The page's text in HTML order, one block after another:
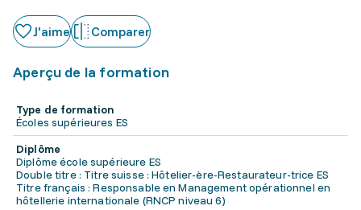
J'aime Comparer
Aperçu de la formation
Type de formation
Écoles supérieures ES
Diplôme
Diplôme école supérieure ES
Double titre : Titre suisse : Hôtelier-ère-Restaurateur-trice ES
Titre français : Responsable en Management opérationnel en
hôtellerie internationale (RNCP niveau 6)